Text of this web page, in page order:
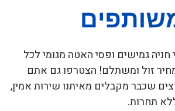
חניה גמישים ופסי האטה מגומי לכל
זול ומשתלם! הצטרפו גם אתם
שכבר מקבלים מאיתנו שירות אמין,
תחרות.